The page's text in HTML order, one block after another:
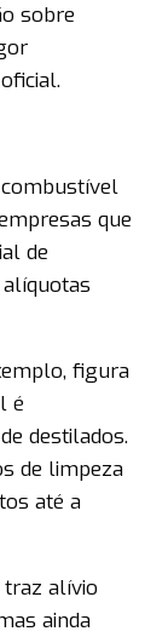
sobre
que
de
figura
é
destilados.
de limpeza
até a
traz alívio
ainda